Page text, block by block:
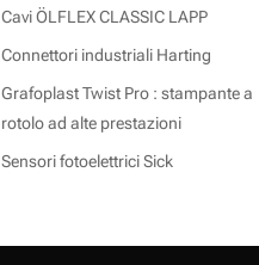
Cavi ÖLFLEX CLASSIC LAPP
Connettori industriali Harting
Grafoplast Twist Pro : stampante a
rotolo ad alte prestazioni
Sensori fotoelettrici Sick